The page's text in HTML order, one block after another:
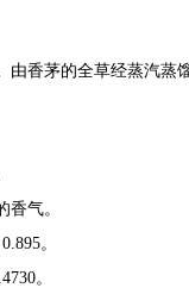
由香茅的全草经蒸汽蒸
气。
。
。